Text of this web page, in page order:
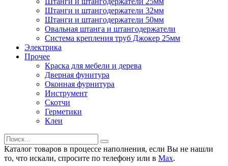
Штанги и штангодержатели 32мм
Штанги и штангодержатели 50мм
Овальная штанга и штангодержатели
Система крепления труб Джокер 25мм
Электрика
Прочее
Краска для мебели и дерева
Дверная фунитура
Оконная фурнитура
Инструмент
Скотчи
Герметики
Клеи
Каталог товаров в процессе наполнения, если Вы не нашли
то, что искали, спросите по телефону или в Мах.